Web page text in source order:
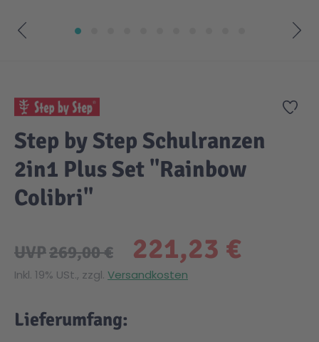
Zur
Step by Step Schulranzen
2in1 Plus Set "Rainbow
Colibri"
221,23 €
UVP269,00 €
Inkl. 19% USt., zzgl. Versandkosten
Lieferumfang: